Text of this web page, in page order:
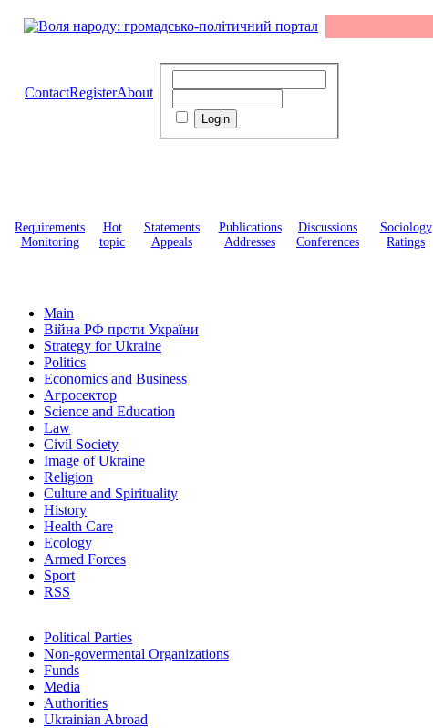
ContactRegisterAbout
Requirements
Monitoring
Hot
topic
Statements
Appeals
Publications
Addresses
Discussions
Conferences
Sociology
Ratings
Main
Війна РФ проти України
Strategy for Ukraine
Politics
Economics and Business
Агросектор
Science and Education
Law
Civil Society
Image of Ukraine
Religion
Culture and Spirituality
History
Health Care
Ecology
Armed Forces
Sport
RSS
Political Parties
Non-govermental Organizations
Funds
Мedia
Authorities
Ukrainian Abroad